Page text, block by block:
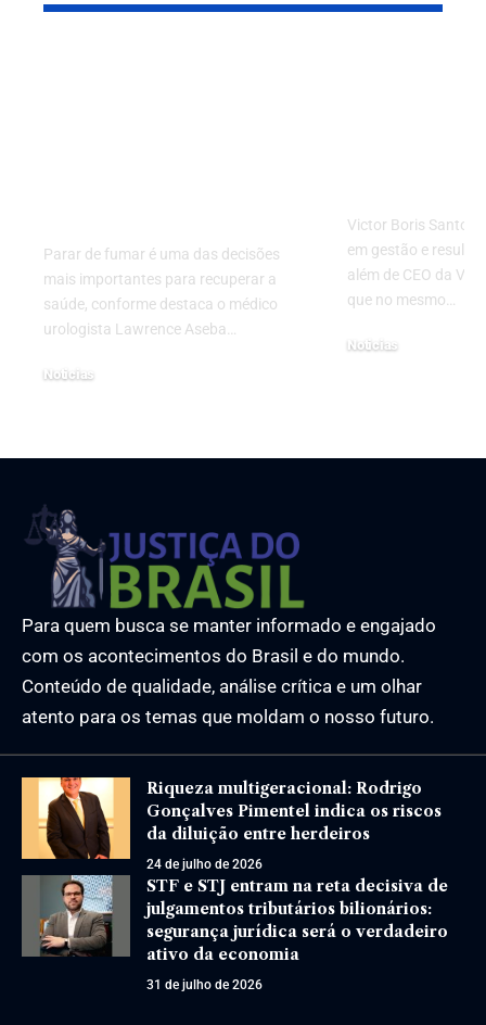
Parar de fumar é uma das decisões
mais importantes para recuperar a
saúde, conforme destaca o médico
urologista Lawrence Aseba…
Noticias
Victor Boris Santos
em gestão e
além de CEO da
que no mesmo…
Noticias
Para quem busca se manter informado e engajado
com os acontecimentos do Brasil e do mundo.
Conteúdo de qualidade, análise crítica e um olhar
atento para os temas que moldam o nosso futuro.
Riqueza multigeracional: Rodrigo
Gonçalves Pimentel indica os riscos
da diluição entre herdeiros
24 de julho de 2026
STF e STJ entram na reta decisiva de
julgamentos tributários bilionários:
segurança jurídica será o verdadeiro
ativo da economia
31 de julho de 2026